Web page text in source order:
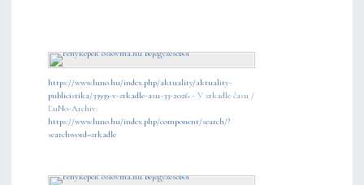
https://www.luno.hu/index.php/aktuality/aktuality-
publicistika/33939-v-zrkadle-asu-33-2026 - V zrkadle času /
ĽuNo-Archív:
https://www.luno.hu/index.php/component/search/?
searchword=zrkadle